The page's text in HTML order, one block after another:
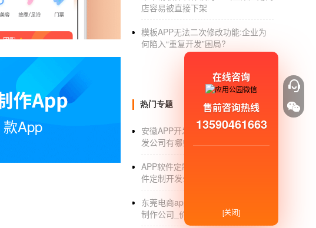
写一个app的代码_
我们是做软件外包服务的，客户要求
你这个问题问的号，很多外包公司都会
一个高大上的原生app，我建议你用爱码哥
htlm5当中的任何一套开发语言写一套代码就
理，安全方案的一个生命周期的app解决方案
开发一款手机app，有电脑有人才还
要好点的配置了。个人建议CPU I5以上，内
电脑，人手一台就行。
款App
店容易被直接下架
模板APP无法二次修改功能:企业为
何陷入“重复开发”困局?
热门专题
安徽APP开发公司_安徽APP软件开
发公司有哪些_定制价格_排行
APP软件定制开发公司_手机APP软
件定制开发公司哪家好_专业制作
东莞电商app开发_东莞电商app开发
制作公司_价格
在线咨询
售前咨询热线
13590461663
[关闭]